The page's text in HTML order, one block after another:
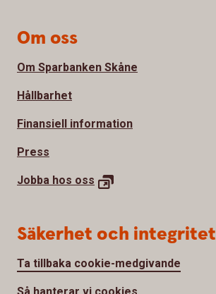
Om oss
Om Sparbanken Skåne
Hållbarhet
Finansiell information
Press
Jobba hos oss
Säkerhet och integritet
Ta tillbaka cookie-medgivande